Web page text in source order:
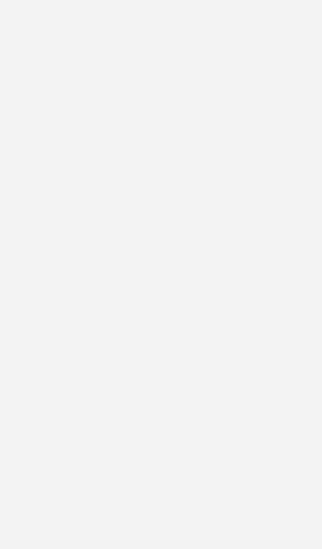
Problem mit dem ERE
Sie regelmäßig von uns
und Neuigkeiten, gebündelt und
bin ich damit einverstanden, über
Angebote
widerrufen und eine Abmeldung ist
zum Umgang mit Daten finden Sie